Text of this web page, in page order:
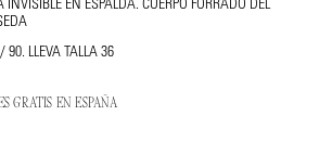
INVISIBLE EN ESPALDA. CUERPO FORRADO DEL
LLEVA TALLA 36
GRATIS EN ESPAÑA